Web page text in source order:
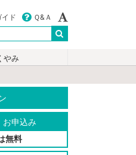
ド Ｑ&Ａ
やみ
お申込み
無料